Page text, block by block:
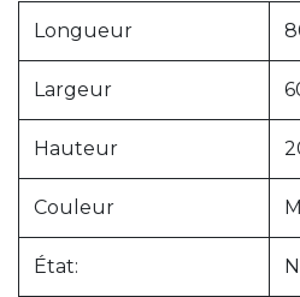
Longueur
Largeur
Hauteur
Couleur
État: